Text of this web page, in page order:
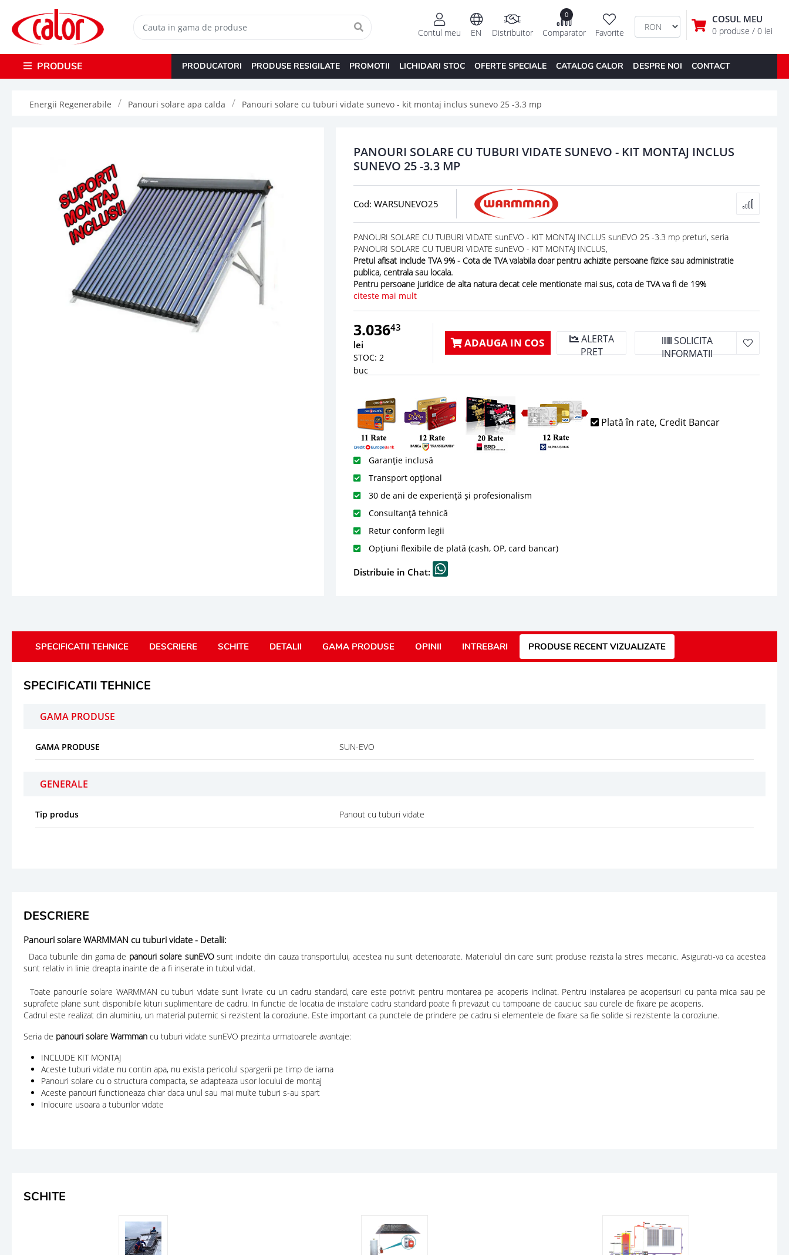
COSUL MEU
0 produse / 0 lei
Favorite
0
Comparator
Distribuitor
EN
Contul meu
PRODUSE PRODUCATORI PRODUSE RESIGILATE PROMOTII LICHIDARI STOC OFERTE SPECIALE CATALOG CALOR DESPRE NOI CONTACT
Energii Regenerabile Panouri solare apa calda Panouri solare cu tuburi vidate sunevo - kit montaj inclus sunevo 25 -3.3 mp
PANOURI SOLARE CU TUBURI VIDATE SUNEVO - KIT MONTAJ INCLUS
SUNEVO 25 -3.3 MP
Cod: WARSUNEVO25
PANOURI SOLARE CU TUBURI VIDATE sunEVO - KIT MONTAJ INCLUS sunEVO 25 -3.3 mp preturi, seria
PANOURI SOLARE CU TUBURI VIDATE sunEVO - KIT MONTAJ INCLUS,
Pretul afisat include TVA 9% - Cota de TVA valabila doar pentru achizite persoane fizice sau administratie
publica, centrala sau locala.
Pentru persoane juridice de alta natura decat cele mentionate mai sus, cota de TVA va fi de 19%
citeste mai mult
3.03643
lei
STOC: 2
buc
ADAUGA IN COS
ALERTA
PRET
SOLICITA
INFORMATII
Plată în rate, Credit Bancar
Garanție inclusă
Transport opțional
30 de ani de experiență și profesionalism
Consultanță tehnică
Retur conform legii
Opțiuni flexibile de plată (cash, OP, card bancar)
Distribuie in Chat:
SPECIFICATII TEHNICE DESCRIERE SCHITE DETALII GAMA PRODUSE OPINII INTREBARI PRODUSE RECENT VIZUALIZATE
SPECIFICATII TEHNICE
GAMA PRODUSE
GAMA PRODUSE SUN-EVO
GENERALE
Tip produs Panout cu tuburi vidate
DESCRIERE
Panouri solare WARMMAN cu tuburi vidate - Detalii:
Daca tuburile din gama de panouri solare sunEVOsunt indoite din cauza transportului, acestea nu sunt deterioarate. Materialul din care sunt produse rezista la stres mecanic. Asigurati-va ca acestea
sunt relativ in linie dreapta inainte de a fi inserate in tubul vidat.
Toate panourile solare WARMMAN cu tuburi vidate sunt livrate cu un cadru standard, care este potrivit pentru montarea pe acoperis inclinat. Pentru instalarea pe acoperisuri cu panta mica sau pe
suprafete plane sunt disponibile kituri suplimentare de cadru. In functie de locatia de instalare cadru standard poate fi prevazut cu tampoane de cauciuc sau curele de fixare pe acoperis.
Cadrul este realizat din aluminiu, un material puternic si rezistent la coroziune. Este important ca punctele de prindere pe cadru si elementele de fixare sa fie solide si rezistente la coroziune.
Seria de panouri solare Warmman cu tuburi vidate sunEVO prezinta urmatoarele avantaje:
INCLUDE KIT MONTAJ
Aceste tuburi vidate nu contin apa, nu exista pericolul spargerii pe timp de iarna
Panouri solare cu o structura compacta, se adapteaza usor locului de montaj
Aceste panouri functioneaza chiar daca unul sau mai multe tuburi s-au spart
Inlocuire usoara a tuburilor vidate
SCHITE